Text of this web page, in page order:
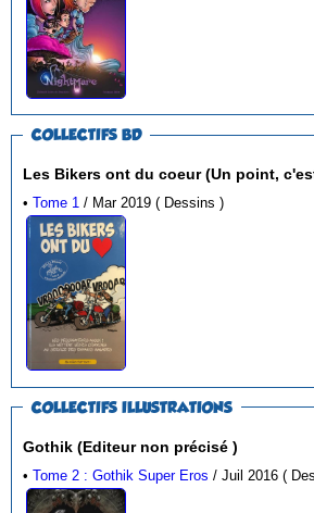
COLLECTIFS BD
Les Bikers ont du coeur (Un
•Tome 1 / Mar 2019 ( Dessins )
COLLECTIFS ILLUSTRATIONS
Gothik (Editeur non précisé )
•Tome 2 : Gothik Super Eros / Juil